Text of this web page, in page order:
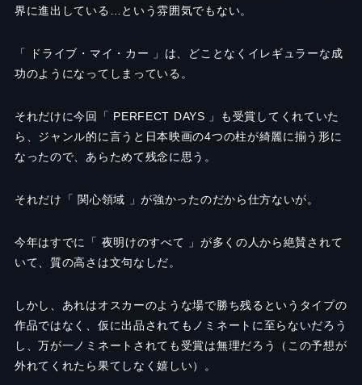
界に進出している…という雰囲気でもない。
「 ドライブ・マイ・カー 」は、どことなくイレギュラーな成
功のようになってしまっている。
それだけに今回「 PERFECT DAYS 」も受賞してくれていた
ら、ジャンル的に言うと日本映画の4つの柱が綺麗に揃う形に
なったので、あらためて残念に思う。
それだけ「 関心領域 」が強かったのだから仕方ないが。
今年はすでに「 夜明けのすべて 」が多くの人から絶賛されて
いて、質の高さは文句なしだ。
しかし、あれはオスカーのような場で勝ち残るというタイプの
作品ではなく、仮に出品されてもノミネートに至らないだろう
し、万が一ノミネートされても受賞は無理だろう（この予想が
外れてくれたら果てしなく嬉しい）。